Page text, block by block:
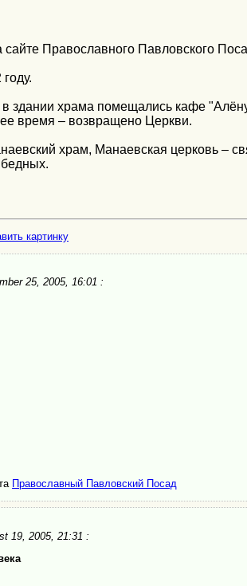
сайте Православного Павловского
в здании храма помещались кафе
время – возвращено Церкви.
храм, Манаевская церковь –
картинку
25, 2005, 16:01 :
Православный Павловский Посад
19, 2005, 21:31 :